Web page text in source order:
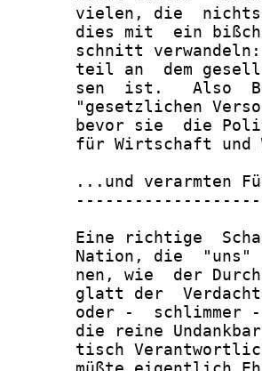
vielen, die
dies mit  ein
schnitt
teil an  dem
sen  ist.   Also
"gesetzlichen
bevor sie  die
für Wirtschaft und
...und verarmten
Eine richtige
Nation, die  "uns"
nen, wie  der
glatt der
oder -  schlimmer
die reine
tisch